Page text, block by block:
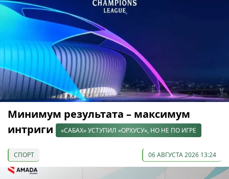
Минимум результата – максимум
интриги
«САБАХ» УСТУПИЛ «ОРХУСУ», НО НЕ ПО ИГРЕ
СПОРТ 06 АВГУСТА 2026 13:24